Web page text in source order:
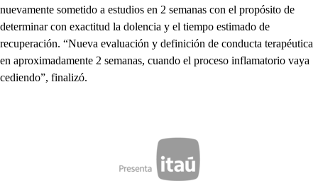
nuevamente sometido a estudios en 2 semanas con el propósito de
determinar con exactitud la dolencia y el tiempo estimado de
recuperación. “Nueva evaluación y definición de conducta terapéutica
en aproximadamente 2 semanas, cuando el proceso inflamatorio vaya
cediendo”, finalizó.